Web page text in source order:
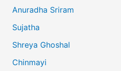
Anuradha Sriram
Sujatha
Shreya Ghoshal
Chinmayi